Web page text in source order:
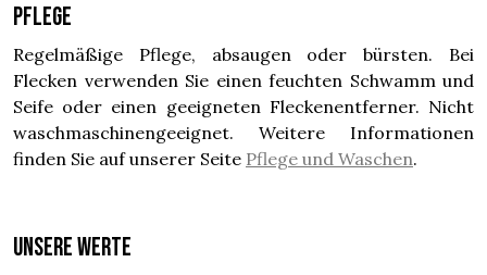
Pflege
Regelmäßige Pflege, absaugen oder bürsten. Bei
Flecken verwenden Sie einen feuchten Schwamm und
Seife oder einen geeigneten Fleckenentferner. Nicht
waschmaschinengeeignet. Weitere Informationen
finden Sie auf unserer Seite Pflege und Waschen.
UNSERE WERTE